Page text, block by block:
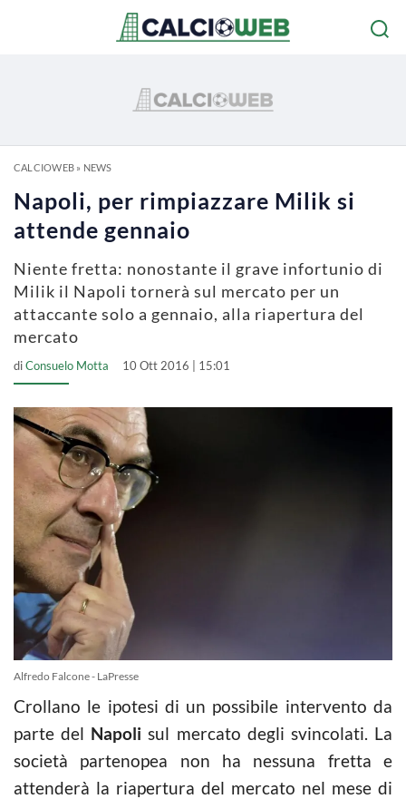
CALCIOWEB» NEWS
Napoli, per rimpiazzare Milik si
attende gennaio
Niente fretta: nonostante il grave infortunio di
Milik il Napoli tornerà sul mercato per un
attaccante solo a gennaio, alla riapertura del
mercato
diConsuelo Motta 10 Ott 2016 | 15:01
Alfredo Falcone - LaPresse
Crollano le ipotesi di un possibile intervento da
parte del Napoli sul mercato degli svincolati. La
società partenopea non ha nessuna fretta e
attenderà la riapertura del mercato nel mese di